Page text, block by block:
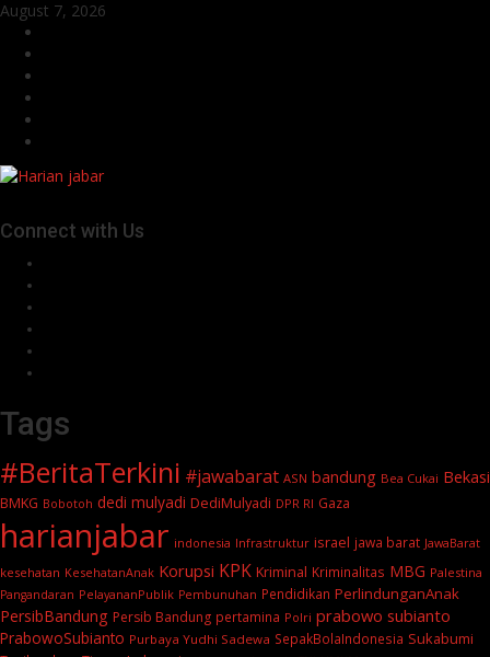
Skip
content
August 7, 2026
Connect with Us
Tags
#BeritaTerkini #jawabarat ASN bandung Bea Cukai Bekasi
BMKG Bobotoh dedi mulyadi DediMulyadi DPR RI Gaza
harianjabar indonesia Infrastruktur israel jawa barat JawaBarat
kesehatan KesehatanAnak Korupsi KPK Kriminal Kriminalitas MBG Palestina
Pangandaran PelayananPublik Pembunuhan Pendidikan PerlindunganAnak
PersibBandung Persib Bandung pertamina Polri prabowo subianto
PrabowoSubianto Purbaya Yudhi Sadewa SepakBolaIndonesia Sukabumi